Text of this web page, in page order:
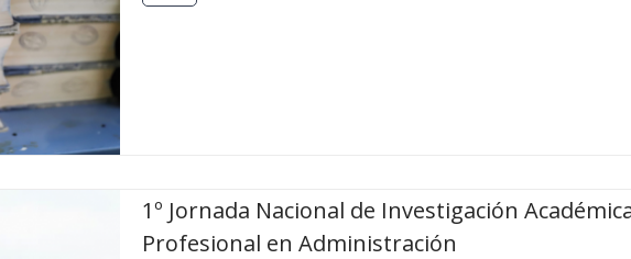
1º Jornada Nacional de Investigación
Profesional en Administración